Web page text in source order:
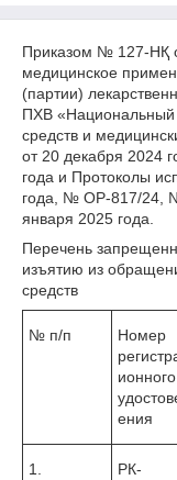
Приказом № 127-НҚ
медицинское
(партии)
ПХВ «Национальный
средств и
от 20 декабря 2024
года и Протоколы
года, № OP-817/24,
января 2025 года.
Перечень
изъятию из
средств
№ п/п
Номер
ионного
ения
1.
РК-